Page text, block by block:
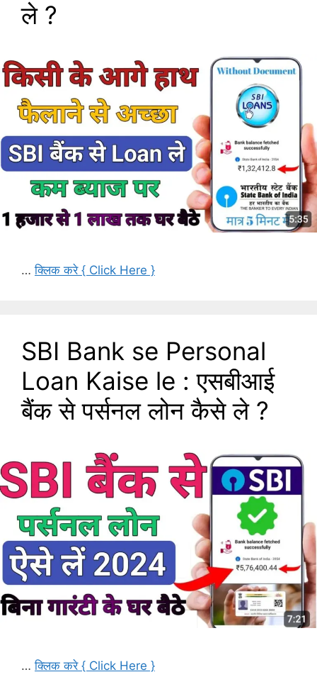
ले ?
…क्लिक करे { Click Here }
SBI Bank se Personal
Loan Kaise le : एसबीआई
बैंक से पर्सनल लोन कैसे ले ?
…क्लिक करे { Click Here }